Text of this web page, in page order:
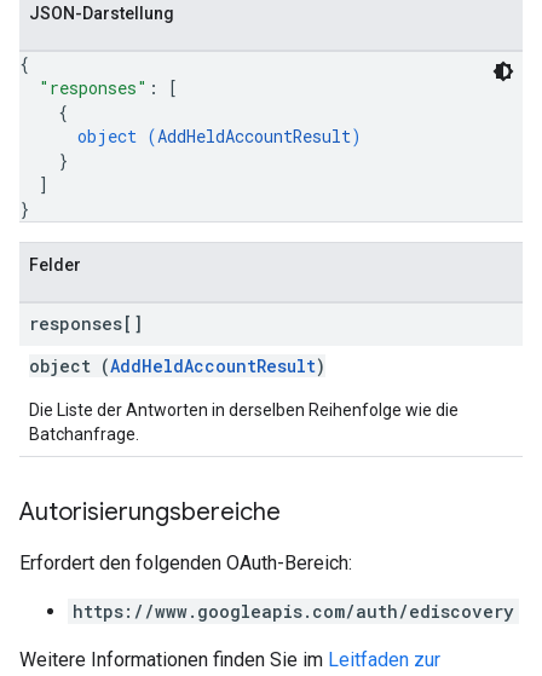
JSON-Darstellung
{
"responses" :
[
{
object (AddHeldAccountResult)
}
]
}
Felder
responses[]
object (AddHeldAccountResult)
Die Liste der Antworten in derselben Reihenfolge wie die
Batchanfrage.
Autorisierungsbereiche
Erfordert den folgenden OAuth-Bereich:
https://www.googleapis.com/auth/ediscovery
Weitere Informationen finden Sie im Leitfaden zur